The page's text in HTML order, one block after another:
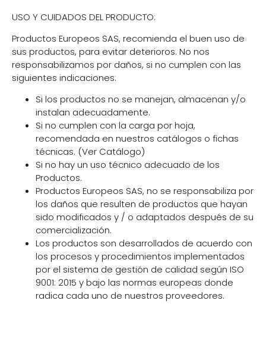
USO Y CUIDADOS DEL PRODUCTO:
Productos Europeos SAS, recomienda el buen uso de
sus productos, para evitar deterioros. No nos
responsabilizamos por daños, si no cumplen con las
siguientes indicaciones:
Si los productos no se manejan, almacenan y/o
instalan adecuadamente.
Si no cumplen con la carga por hoja,
recomendada en nuestros catálogos o fichas
técnicas. (Ver Catálogo)
Si no hay un uso técnico adecuado de los
Productos.
Productos Europeos SAS, no se responsabiliza por
los daños que resulten de productos que hayan
sido modificados y / o adaptados después de su
comercialización.
Los productos son desarrollados de acuerdo con
los procesos y procedimientos implementados
por el sistema de gestión de calidad según ISO
9001: 2015 y bajo las normas europeas donde
radica cada uno de nuestros proveedores.